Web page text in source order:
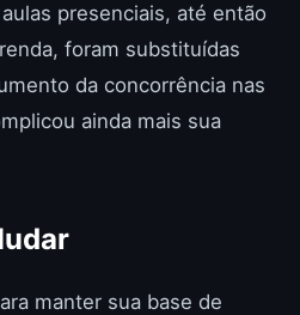
presenciais, até então
foram substituídas
da concorrência nas
ainda mais sua
manter sua base de